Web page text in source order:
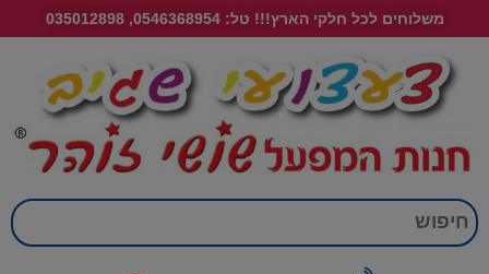
משלוחים לכל חלקי הארץ!!! טל: 0546368954, 035012898